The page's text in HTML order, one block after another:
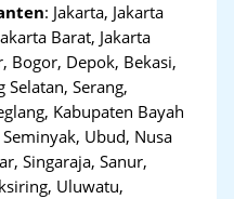
: Jakarta, Jakarta
Barat, Jakarta
Bogor, Depok, Bekasi,
Selatan, Serang,
Kabupaten Bayah
Ubud, Nusa
Singaraja, Sanur,
Uluwatu,